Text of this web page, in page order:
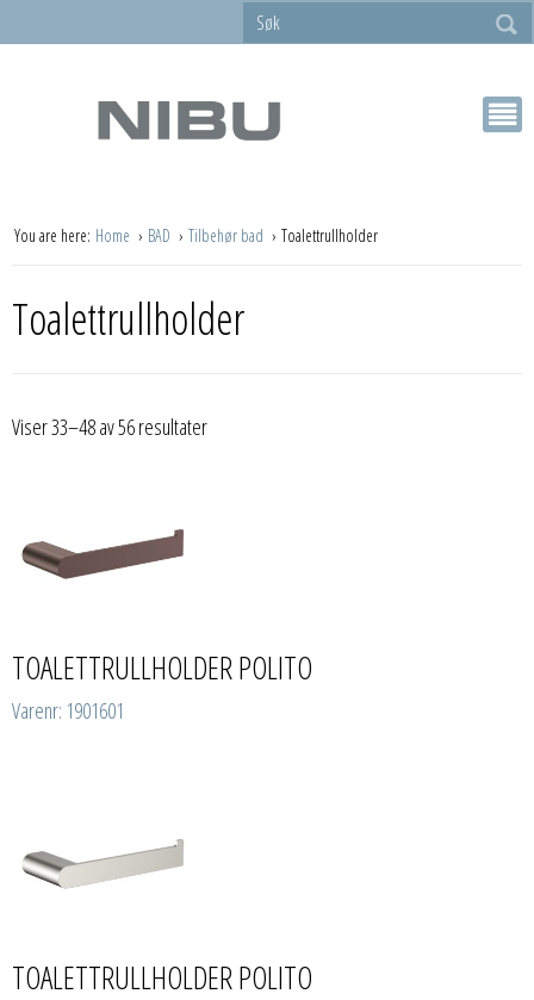
You are here: Home BAD Tilbehør bad Toalettrullholder
Toalettrullholder
Viser 33–48 av 56 resultater
TOALETTRULLHOLDER POLITO
Varenr: 1901601
TOALETTRULLHOLDER POLITO